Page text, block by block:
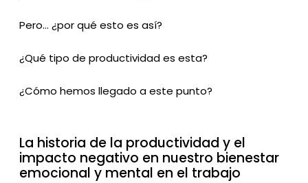
Pero… ¿por qué esto es así?
¿Qué tipo de productividad es esta?
¿Cómo hemos llegado a este punto?
La historia de la productividad y el
impacto negativo en nuestro bienestar
emocional y mental en el trabajo